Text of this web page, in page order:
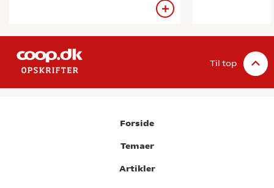
Til top
Forside
Temaer
Artikler